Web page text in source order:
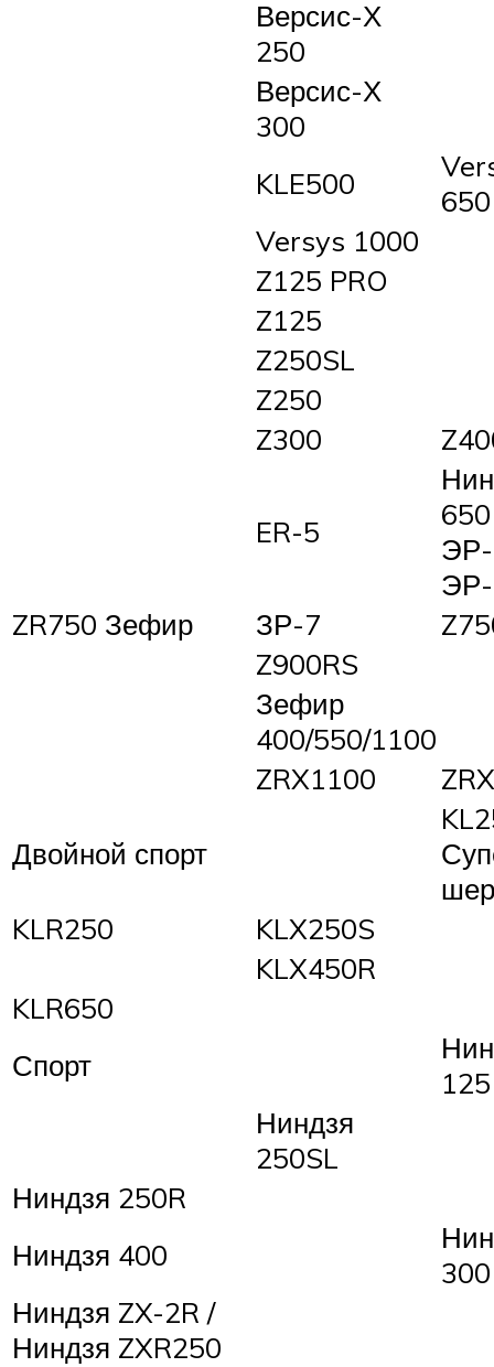
Версис-Х
250
Версис-Х
300
KLE500
650
Versys 1000
Z125 PRO
Z125
Z250SL
Z250
Z300
ER-5
ZR750 Зефир
ЗР-7
Z900RS
Зефир
400/550/1100
ZRX1100
Двойной спорт
KLR250
KLX250S
KLX450R
KLR650
Спорт
125
Ниндзя
250SL
Ниндзя 250R
Ниндзя 400
300
Ниндзя ZX-2R /
Ниндзя ZXR250